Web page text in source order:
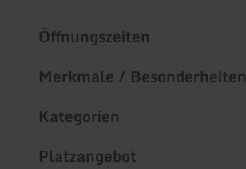
Öffnungszeiten
Merkmale / Besonderheiten
Kategorien
Platzangebot